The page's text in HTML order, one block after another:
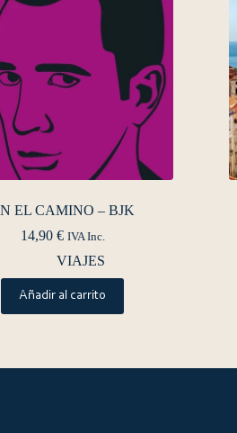
EL CAMINO – BJK
14,90 € IVA Inc.
VIAJES
Añadir al carrito